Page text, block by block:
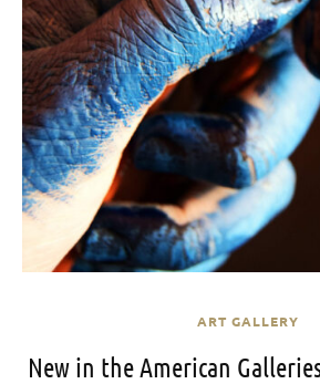
ART GALLERY
New in the American